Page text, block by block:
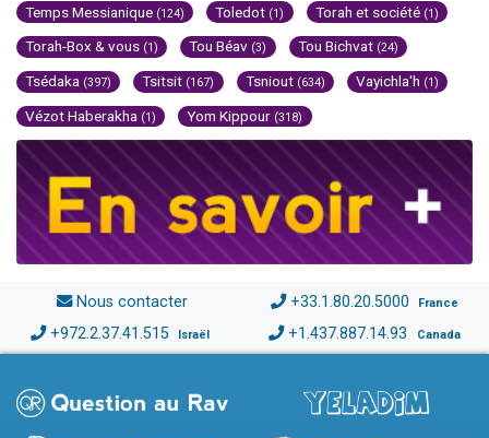
Temps Messianique (124) Toledot (1) Torah et société (1)
Torah-Box & vous (1) Tou Béav (3) Tou Bichvat (24)
Tsédaka (397) Tsitsit (167) Tsniout (634) Vayichla'h (1)
Vézot Haberakha (1) Yom Kippour (318)
Nous contacter +33.1.80.20.5000 France
+972.2.37.41.515 Israël +1.437.887.14.93 Canada